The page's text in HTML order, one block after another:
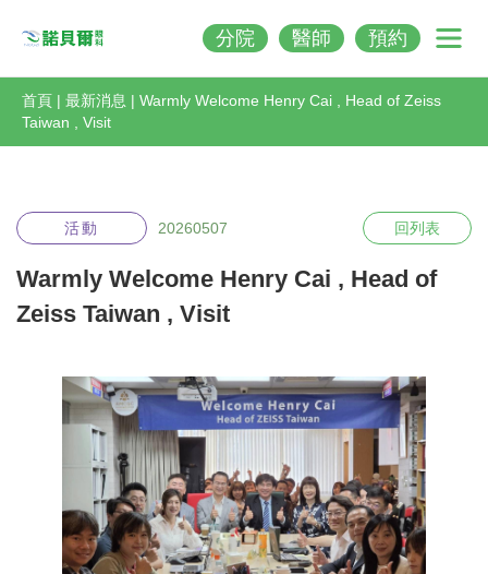
分院 醫師 預約
首頁 | 最新消息 | Warmly Welcome Henry Cai , Head of Zeiss
Taiwan , Visit
活動 20260507 回列表
Warmly Welcome Henry Cai , Head of
Zeiss Taiwan , Visit